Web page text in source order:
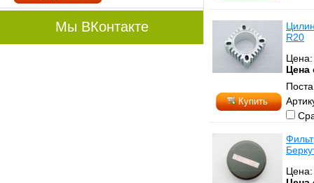
Мы ВКонтакте
Купить
R20
Цена